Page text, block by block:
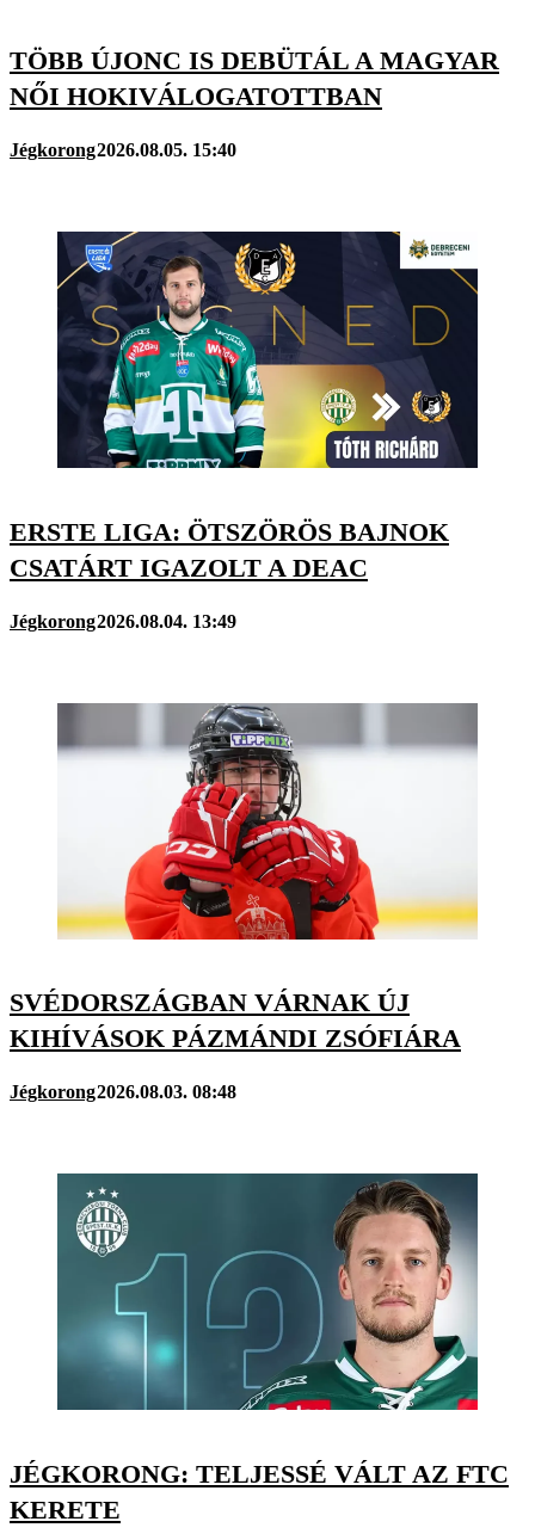
TÖBB ÚJONC IS DEBÜTÁL A MAGYAR
NŐI HOKIVÁLOGATOTTBAN
Jégkorong2026.08.05. 15:40
ERSTE LIGA: ÖTSZÖRÖS BAJNOK
CSATÁRT IGAZOLT A DEAC
Jégkorong2026.08.04. 13:49
SVÉDORSZÁGBAN VÁRNAK ÚJ
KIHÍVÁSOK PÁZMÁNDI ZSÓFIÁRA
Jégkorong2026.08.03. 08:48
JÉGKORONG: TELJESSÉ VÁLT AZ FTC
KERETE